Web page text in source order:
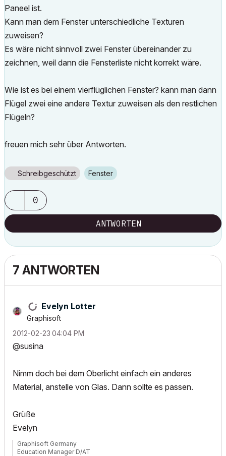
Paneel ist.
Kann man dem Fenster unterschiedliche Texturen
zuweisen?
Es wäre nicht sinnvoll zwei Fenster übereinander zu
zeichnen, weil dann die Fensterliste nicht korrekt wäre.
Wie ist es bei einem vierflüglichen Fenster? kann man dann
Flügel zwei eine andere Textur zuweisen als den restlichen
Flügeln?
freuen mich sehr über Antworten.
Schreibgeschützt Fenster
0
ANTWORTEN
7 ANTWORTEN
Evelyn Lotter
Graphisoft
‎2012-02-23 04:04 PM
@susina
Nimm doch bei dem Oberlicht einfach ein anderes
Material, anstelle von Glas. Dann sollte es passen.
Grüße
Evelyn
Graphisoft Germany
Education Manager D/AT